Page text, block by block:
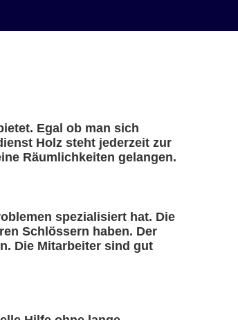
Egal ob man sich
Holz steht jederzeit zur
Räumlichkeiten gelangen.
spezialisiert hat. Die
Schlössern haben. Der
Die Mitarbeiter sind gut